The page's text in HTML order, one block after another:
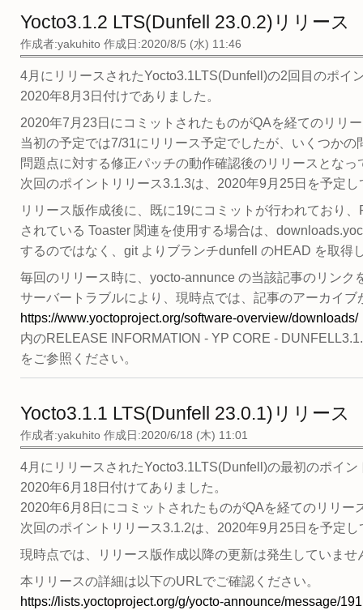
Yocto3.1.2 LTS(Dunfell 23.0.2)リリース
作成者:yakuhito 作成日:2020/8/5 (水) 11:46
4月にリリースされたYocto3.1LTS(Dunfell)の2回目のポイ
2020年8月3日付けでありました。
2020年7月23日にコミットされたものがQAを経てのリリ
当初の予定では7/31にリリース予定でしたが、いくつかの
問題点に対する修正パッチの動作確認後のリリースとなっ
次回のポイントリリース3.1.3は、2020年9月25日を予定し
リリース版作成後に、既に19にコミットが行われており
されている Toaster 関連を使用する場合は、
するのではなく、git よりブランチdunfell のHEAD を取得
毎回のリリース時に、yocto-annunce の当該記事のリンク
サーバートラブルにより、現時点では、記事のアーカイ
https://www.yoctoproject.org/software-overview/downloads/
内のRELEASE INFORMATION - YP CORE -
をご参照ください。
Yocto3.1.1 LTS(Dunfell 23.0.1)リリース
作成者:yakuhito 作成日:2020/6/18 (木) 11:01
4月にリリースされたYocto3.1LTS(Dunfell)の最初のポイ
2020年6月18日付けてありました。
2020年6月8日にコミットされたものがQAを経てのリリー
次回のポイントリリース3.1.2は、2020年9月25日を予定し
現時点では、リリース版作成以降の更新は発生していませ
本リリースの詳細は以下のURLでご確認ください。
https://lists.yoctoproject.org/g/yocto-announce/message/191